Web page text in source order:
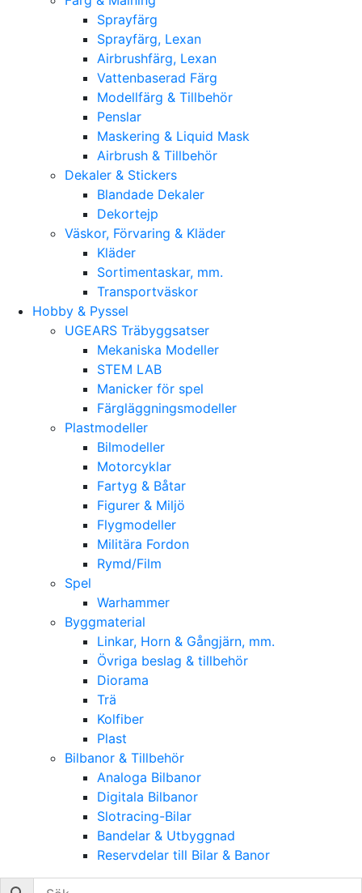
Sprayfärg
Sprayfärg, Lexan
Airbrushfärg, Lexan
Vattenbaserad Färg
Modellfärg & Tillbehör
Penslar
Maskering & Liquid Mask
Airbrush & Tillbehör
Dekaler & Stickers
Blandade Dekaler
Dekortejp
Väskor, Förvaring & Kläder
Kläder
Sortimentaskar, mm.
Transportväskor
Hobby & Pyssel
UGEARS Träbyggsatser
Mekaniska Modeller
STEM LAB
Manicker för spel
Färgläggningsmodeller
Plastmodeller
Bilmodeller
Motorcyklar
Fartyg & Båtar
Figurer & Miljö
Flygmodeller
Militära Fordon
Rymd/Film
Spel
Warhammer
Byggmaterial
Linkar, Horn & Gångjärn, mm.
Övriga beslag & tillbehör
Diorama
Trä
Kolfiber
Plast
Bilbanor & Tillbehör
Analoga Bilbanor
Digitala Bilbanor
Slotracing-Bilar
Bandelar & Utbyggnad
Reservdelar till Bilar & Banor